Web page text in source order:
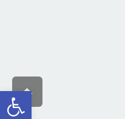
פתח